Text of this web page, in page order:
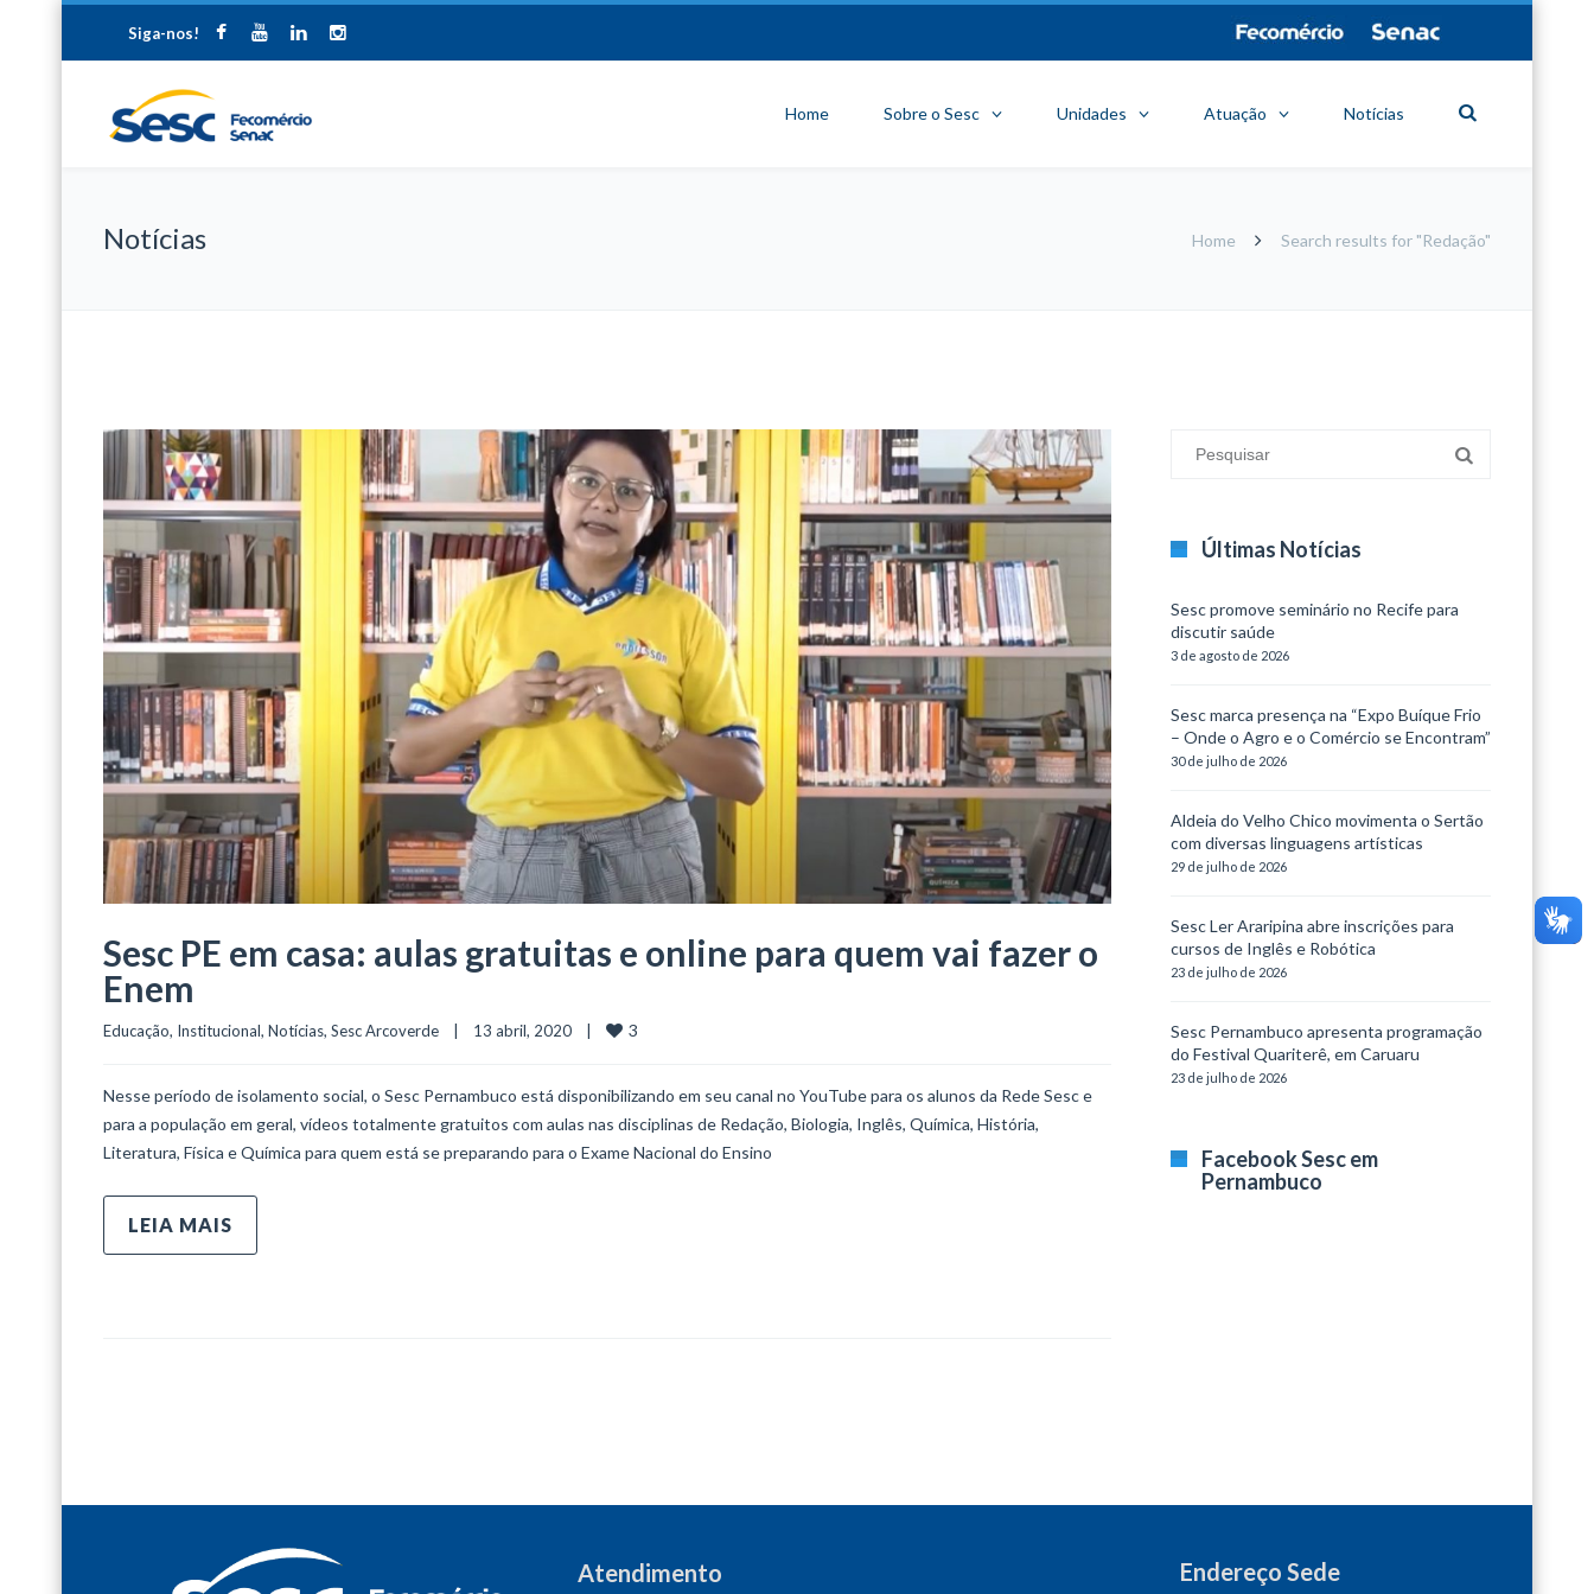
Siga-nos!
Home Sobre o Sesc Unidades Atuação Notícias
Notícias Home Search results for "Redação"
Sesc PE em casa: aulas gratuitas e online para quem vai fazer o
Enem
Educação, Institucional, Notícias, Sesc Arcoverde
    |    13 abril, 2020    |
3
Nesse período de isolamento social, o Sesc Pernambuco está disponibilizando em seu canal no YouTube para os alunos da Rede Sesc e
para a população em geral, vídeos totalmente gratuitos com aulas nas disciplinas de Redação, Biologia, Inglês, Química, História,
Literatura, Física e Química para quem está se preparando para o Exame Nacional do Ensino
LEIA MAIS
Últimas Notícias
Sesc promove seminário no Recife para
discutir saúde
3 de agosto de 2026
Sesc marca presença na “Expo Buíque Frio
– Onde o Agro e o Comércio se Encontram”
30 de julho de 2026
Aldeia do Velho Chico movimenta o Sertão
com diversas linguagens artísticas
29 de julho de 2026
Sesc Ler Araripina abre inscrições para
cursos de Inglês e Robótica
23 de julho de 2026
Sesc Pernambuco apresenta programação
do Festival Quariterê, em Caruaru
23 de julho de 2026
Facebook Sesc em
Pernambuco
Atendimento Endereço Sede